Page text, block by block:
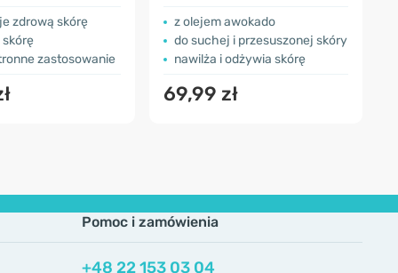
zdrową skórę
zastosowanie
z olejem awokado
do suchej i przesuszonej skóry
nawilża i odżywia skórę
69,99 zł
Pomoc i zamówienia
+48 22 153 03 04